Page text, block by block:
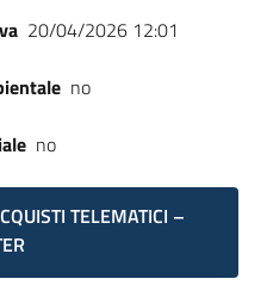
20/04/2026 12:01
no
no
TELEMATICI –